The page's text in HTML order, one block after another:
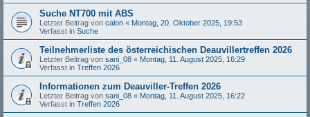
Suche NT700 mit ABS
Letzter Beitrag von calon « Montag, 20. Oktober 2025, 19:53
Verfasst in Suche
Teilnehmerliste des österreichischen Deauvillertreffen 2026
Letzter Beitrag von sani_08 « Montag, 11. August 2025, 16:29
Verfasst in Treffen 2026
Informationen zum Deauviller-Treffen 2026
Letzter Beitrag von sani_08 « Montag, 11. August 2025, 16:22
Verfasst in Treffen 2026